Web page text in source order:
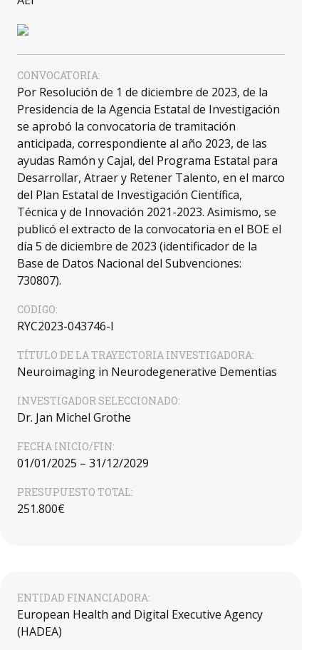
CONVOCATORIA:
Por Resolución de 1 de diciembre de 2023, de la
Presidencia de la Agencia Estatal de Investigación
se aprobó la convocatoria de tramitación
anticipada, correspondiente al año 2023, de las
ayudas Ramón y Cajal, del Programa Estatal para
Desarrollar, Atraer y Retener Talento, en el marco
del Plan Estatal de Investigación Científica,
Técnica y de Innovación 2021-2023. Asimismo, se
publicó el extracto de la convocatoria en el BOE el
día 5 de diciembre de 2023 (identificador de la
Base de Datos Nacional del Subvenciones:
730807).
CODIGO:
RYC2023-043746-I
TÍTULO DE LA TRAYECTORIA INVESTIGADORA:
Neuroimaging in Neurodegenerative Dementias
INVESTIGADOR SELECCIONADO:
Dr. Jan Michel Grothe
FECHA INICIO/FIN:
01/01/2025 – 31/12/2029
PRESUPUESTO TOTAL:
251.800€
ENTIDAD FINANCIADORA:
European Health and Digital Executive Agency
(HADEA)